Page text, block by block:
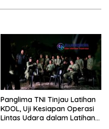
Panglima TNI Tinjau Latihan
KDOL, Uji Kesiapan Operasi
Lintas Udara dalam Latihan